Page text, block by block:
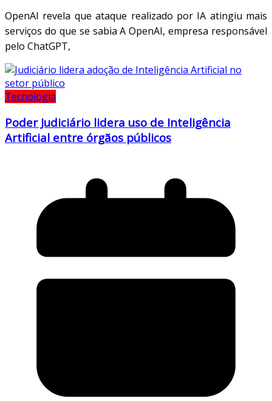
OpenAI revela que ataque realizado por IA atingiu mais
serviços do que se sabia A OpenAI, empresa responsável
pelo ChatGPT,
Tecnologia
Poder Judiciário lidera uso de Inteligência
Artificial entre órgãos públicos